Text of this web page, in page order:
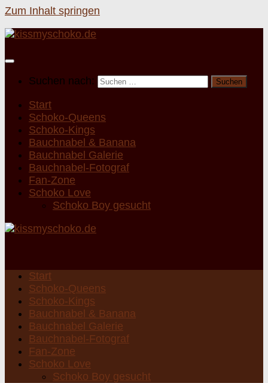
Zum Inhalt springen
Suchen nach:
Start
Schoko-Queens
Schoko-Kings
Bauchnabel & Banana
Bauchnabel Galerie
Bauchnabel-Fotograf
Fan-Zone
Schoko Love
Schoko Boy gesucht
Start
Schoko-Queens
Schoko-Kings
Bauchnabel & Banana
Bauchnabel Galerie
Bauchnabel-Fotograf
Fan-Zone
Schoko Love
Schoko Boy gesucht